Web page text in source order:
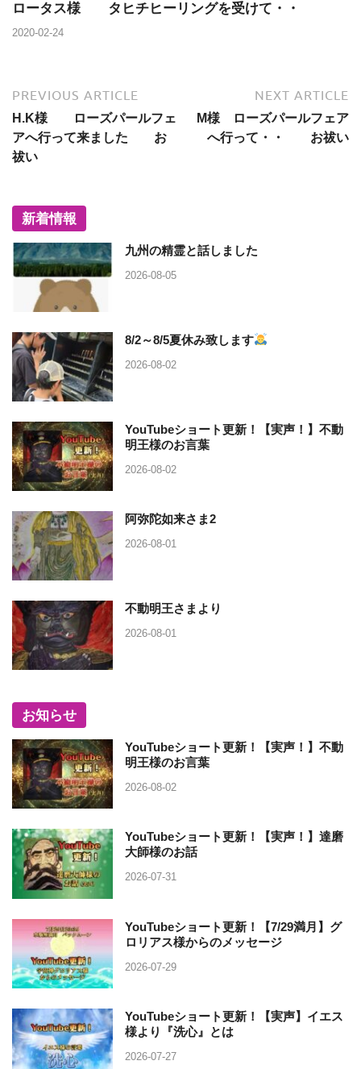
ロータス様 タヒチヒーリングを受けて・・
2020-02-24
PREVIOUS ARTICLE
H.K様 ローズパールフェ
アへ行って来ました お
祓い
NEXT ARTICLE
M様 ローズパールフェア
へ行って・・ お祓い
新着情報
九州の精霊と話しました
2026-08-05
8/2～8/5夏休み致します
2026-08-02
YouTubeショート更新！【実声！】不動
明王様のお言葉
2026-08-02
阿弥陀如来さま2
2026-08-01
不動明王さまより
2026-08-01
お知らせ
YouTubeショート更新！【実声！】不動
明王様のお言葉
2026-08-02
YouTubeショート更新！【実声！】達磨
大師様のお話
2026-07-31
YouTubeショート更新！【7/29満月】グ
ロリアス様からのメッセージ
2026-07-29
YouTubeショート更新！【実声】イエス
様より『洗心』とは
2026-07-27